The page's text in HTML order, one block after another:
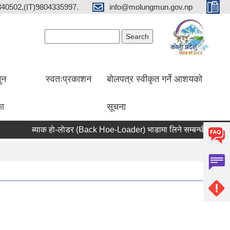
info@molungmun.gov.np
स्वतःप्रकाशन बोलपत्र स्वीकृत गर्ने आशयको
सूचना
ब्याक हाे-लाेडर (Back Hoe-Loader) भाडामा लिने सम्बन्धी सूचना